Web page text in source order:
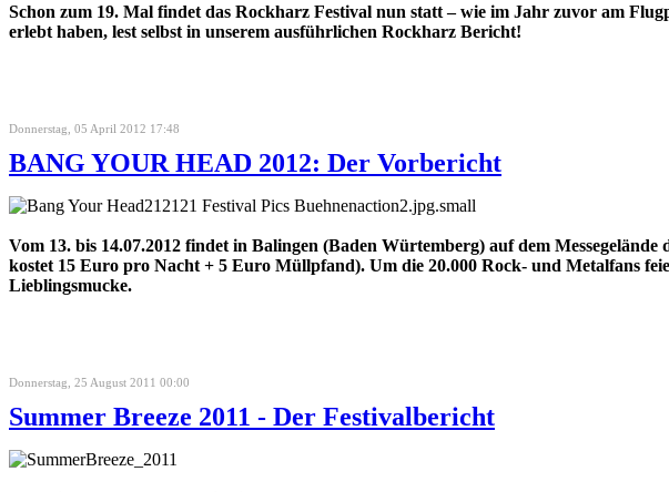
Schon zum 19. Mal findet das Rockharz Festival nun statt – wie im Jahr zuvor am
erlebt haben, lest selbst in unserem ausführlichen Rockharz Bericht!
Donnerstag, 05 April 2012 17:48
BANG YOUR HEAD 2012: Der Vorbericht
Vom 13. bis 14.07.2012 findet in Balingen (Baden Würtemberg) auf dem
kostet 15 Euro pro Nacht + 5 Euro Müllpfand). Um die 20.000 Rock- und Metalfans
Lieblingsmucke.
Donnerstag, 25 August 2011 00:00
Summer Breeze 2011 - Der Festivalbericht